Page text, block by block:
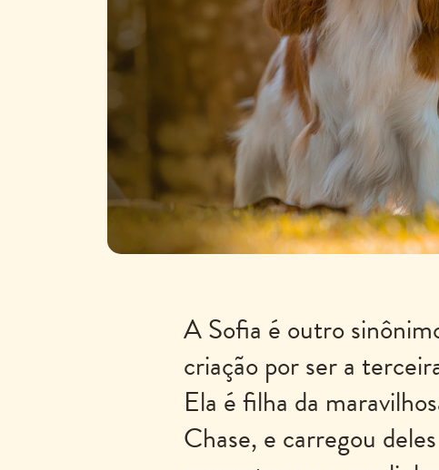
A Sofia é outro
criação por ser a
Ela é filha da
Chase, e carregou